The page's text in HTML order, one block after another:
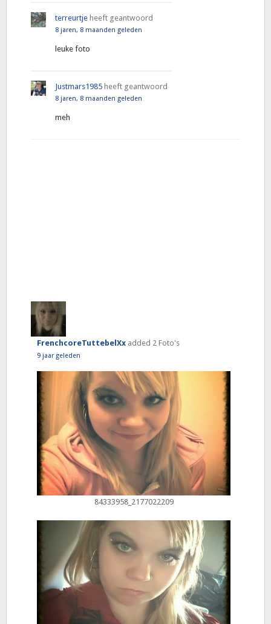
terreurtje heeft geantwoord
8 jaren, 8 maanden geleden
leuke foto
Justmars1985 heeft geantwoord
8 jaren, 8 maanden geleden
meh
FrenchcoreTuttebelXx added 2 Foto's
9 jaar geleden
84333958_2177022209